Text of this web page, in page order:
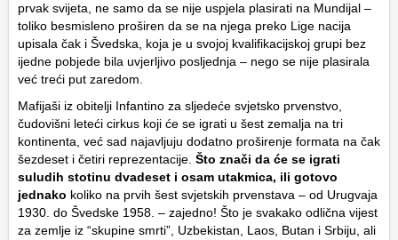
prvak svijeta, ne samo da se nije uspjela plasirati na Mundijal –
toliko besmisleno proširen da se na njega preko Lige nacija
upisala čak i Švedska, koja je u svojoj kvalifikacijskoj grupi bez
ijedne pobjede bila uvjerljivo posljednja – nego se nije plasirala
već treći put zaredom.
Mafijaši iz obitelji Infantino za sljedeće svjetsko prvenstvo,
čudovišni leteći cirkus koji će se igrati u šest zemalja na tri
kontinenta, već sad najavljuju dodatno proširenje formata na čak
šezdeset i četiri reprezentacije. Što znači da će se igrati
suludih stotinu dvadeset i osam utakmica, ili gotovo
jednako koliko na prvih šest svjetskih prvenstava – od Urugvaja
1930. do Švedske 1958. – zajedno! Što je svakako odlična vijest
za zemlje iz “skupine smrti”, Uzbekistan, Laos, Butan i Srbiju, ali